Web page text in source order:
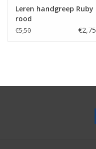
Leren handgreep Ruby
rood
€5,50 €2,75